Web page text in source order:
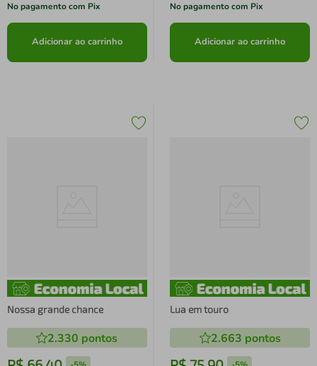
No pagamento com Pix
Adicionar ao carrinho
No pagamento com Pix
Adicionar ao carrinho
Nossa grande chance
2.330 pontos
Lua em touro
2.663 pontos